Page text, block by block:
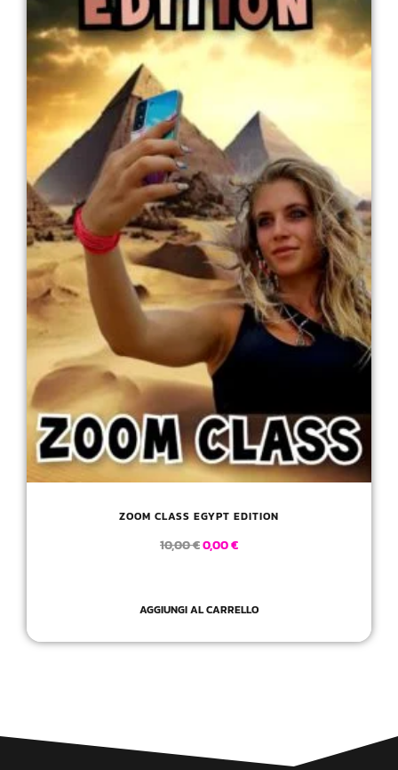
ZOOM CLASS EGYPT EDITION
10,00€0,00€
AGGIUNGI AL CARRELLO